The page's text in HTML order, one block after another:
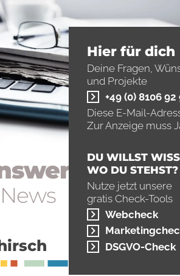
Hier für dich
Deine Fragen,
und Projekte
+49 (0) 8106 92
Diese E-Mail-
Zur Anzeige muss
DU WILLST
WO DU STEHST?
Nutze jetzt unsere
gratis Check-Tools
Webcheck
DSGVO-Check